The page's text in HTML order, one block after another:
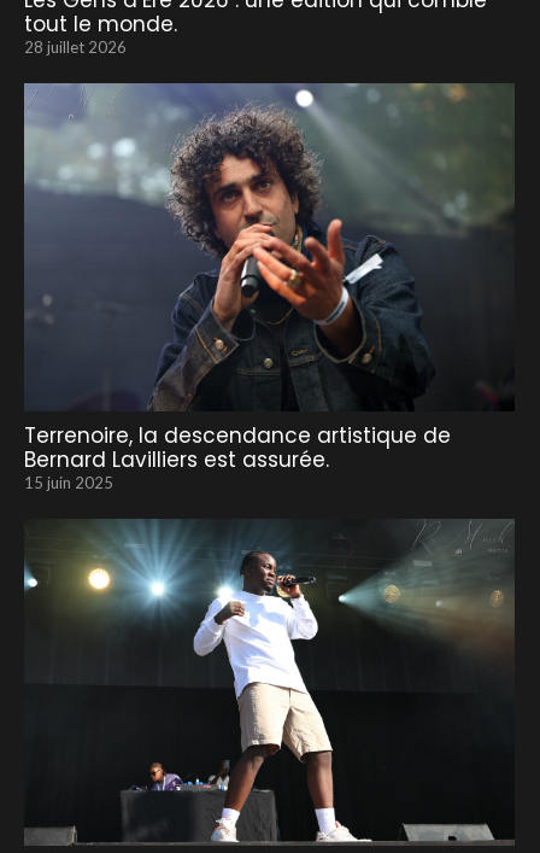
tout le monde.
28 juillet 2026
Terrenoire, la descendance artistique de
Bernard Lavilliers est assurée.
15 juin 2025